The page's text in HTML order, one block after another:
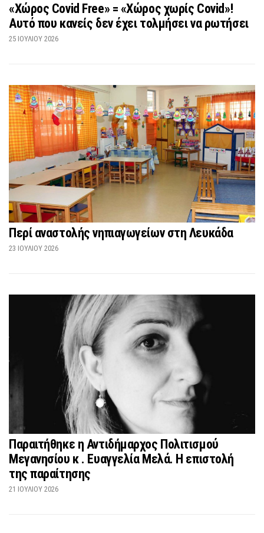
«Χώρος Covid Free» = «Χώρος χωρίς Covid»!
Αυτό που κανείς δεν έχει τολμήσει να ρωτήσει
25 ΙΟΥΛΊΟΥ 2026
Περί αναστολής νηπιαγωγείων στη Λευκάδα
23 ΙΟΥΛΊΟΥ 2026
Παραιτήθηκε η Αντιδήμαρχος Πολιτισμού
Μεγανησίου κ . Ευαγγελία Μελά. Η επιστολή
της παραίτησης
21 ΙΟΥΛΊΟΥ 2026